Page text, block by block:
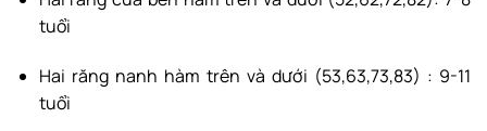
tuổi
Hai răng nanh hàm trên và dưới (53,63,73,83) : 9-11
tuổi